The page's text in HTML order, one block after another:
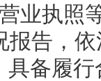
业执照
报告，
具备履